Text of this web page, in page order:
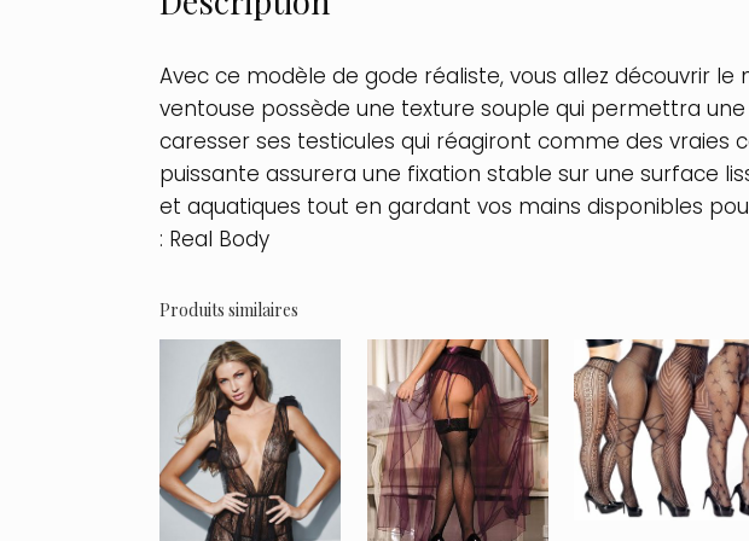
Avec ce modèle de gode réaliste, vous allez découvrir
ventouse possède une texture souple qui permettra
caresser ses testicules qui réagiront comme des vraies
puissante assurera une fixation stable sur une surface
et aquatiques tout en gardant vos mains disponibles
: Real Body
Produits similaires